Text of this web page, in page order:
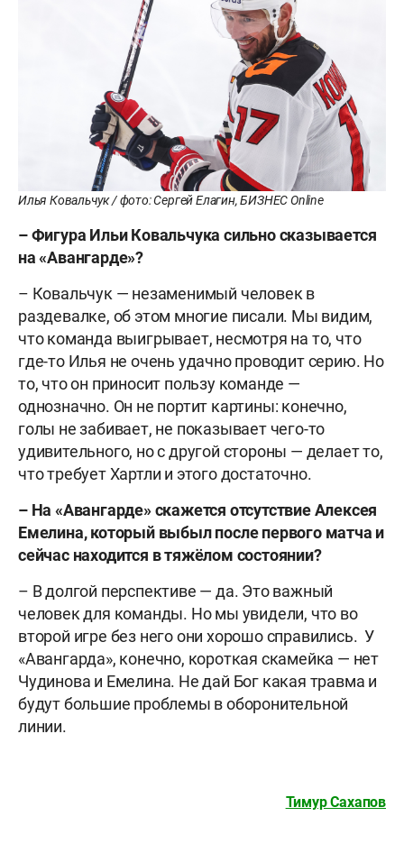
Илья Ковальчук / фото: Сергей Елагин, БИЗНЕС Online
– Фигура Ильи Ковальчука сильно сказывается
на «Авангарде»?
– Ковальчук — незаменимый человек в
раздевалке, об этом многие писали. Мы видим,
что команда выигрывает, несмотря на то, что
где-то Илья не очень удачно проводит серию. Но
то, что он приносит пользу команде —
однозначно. Он не портит картины: конечно,
голы не забивает, не показывает чего-то
удивительного, но с другой стороны — делает то,
что требует Хартли и этого достаточно.
– На «Авангарде» скажется отсутствие Алексея
Емелина, который выбыл после первого матча и
сейчас находится в тяжёлом состоянии?
– В долгой перспективе — да. Это важный
человек для команды. Но мы увидели, что во
второй игре без него они хорошо справились. У
«Авангарда», конечно, короткая скамейка — нет
Чудинова и Емелина. Не дай Бог какая травма и
будут большие проблемы в оборонительной
линии.
Тимур Сахапов